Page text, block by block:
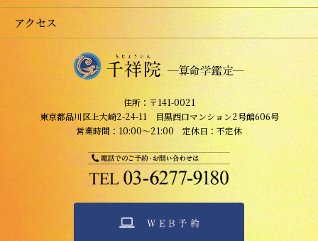
アクセス
住所：〒141-0021
東京都品川区上大崎2-24-11 目黒西口マンション2号館606号
営業時間：10:00～21:00 定休日：不定休